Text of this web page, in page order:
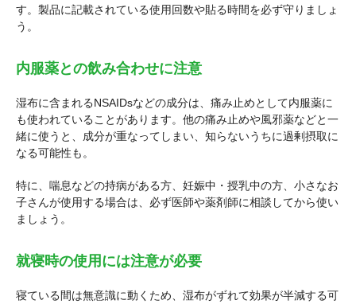
す。製品に記載されている使用回数や貼る時間を必ず守りましょ
う。
内服薬との飲み合わせに注意
湿布に含まれるNSAIDsなどの成分は、痛み止めとして内服薬に
も使われていることがあります。他の痛み止めや風邪薬などと一
緒に使うと、成分が重なってしまい、知らないうちに過剰摂取に
なる可能性も。
特に、喘息などの持病がある方、妊娠中・授乳中の方、小さなお
子さんが使用する場合は、必ず医師や薬剤師に相談してから使い
ましょう。
就寝時の使用には注意が必要
寝ている間は無意識に動くため、湿布がずれて効果が半減する可